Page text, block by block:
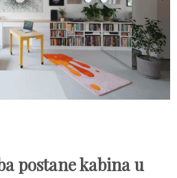
postane kabina u